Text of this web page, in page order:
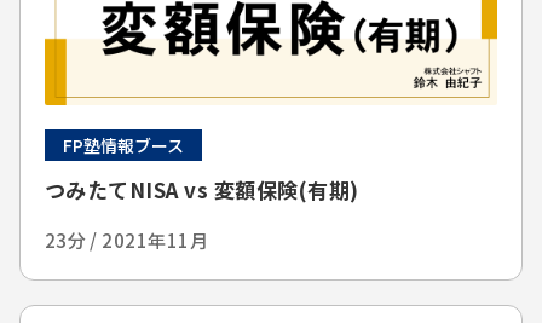
FP塾情報ブース
つみたてNISA vs 変額保険(有期)
23分 / 2021年11月